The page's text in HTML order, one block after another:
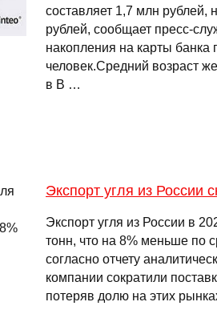
составляет 1,7 млн рублей,
рублей, сообщает пресс-
накопления на карты
человек.Средний возраст
в В …
Экспорт угля из России
Экспорт угля из России в
тонн, что на 8% меньше по
согласно отчету
компании сократили
потеряв долю на этих